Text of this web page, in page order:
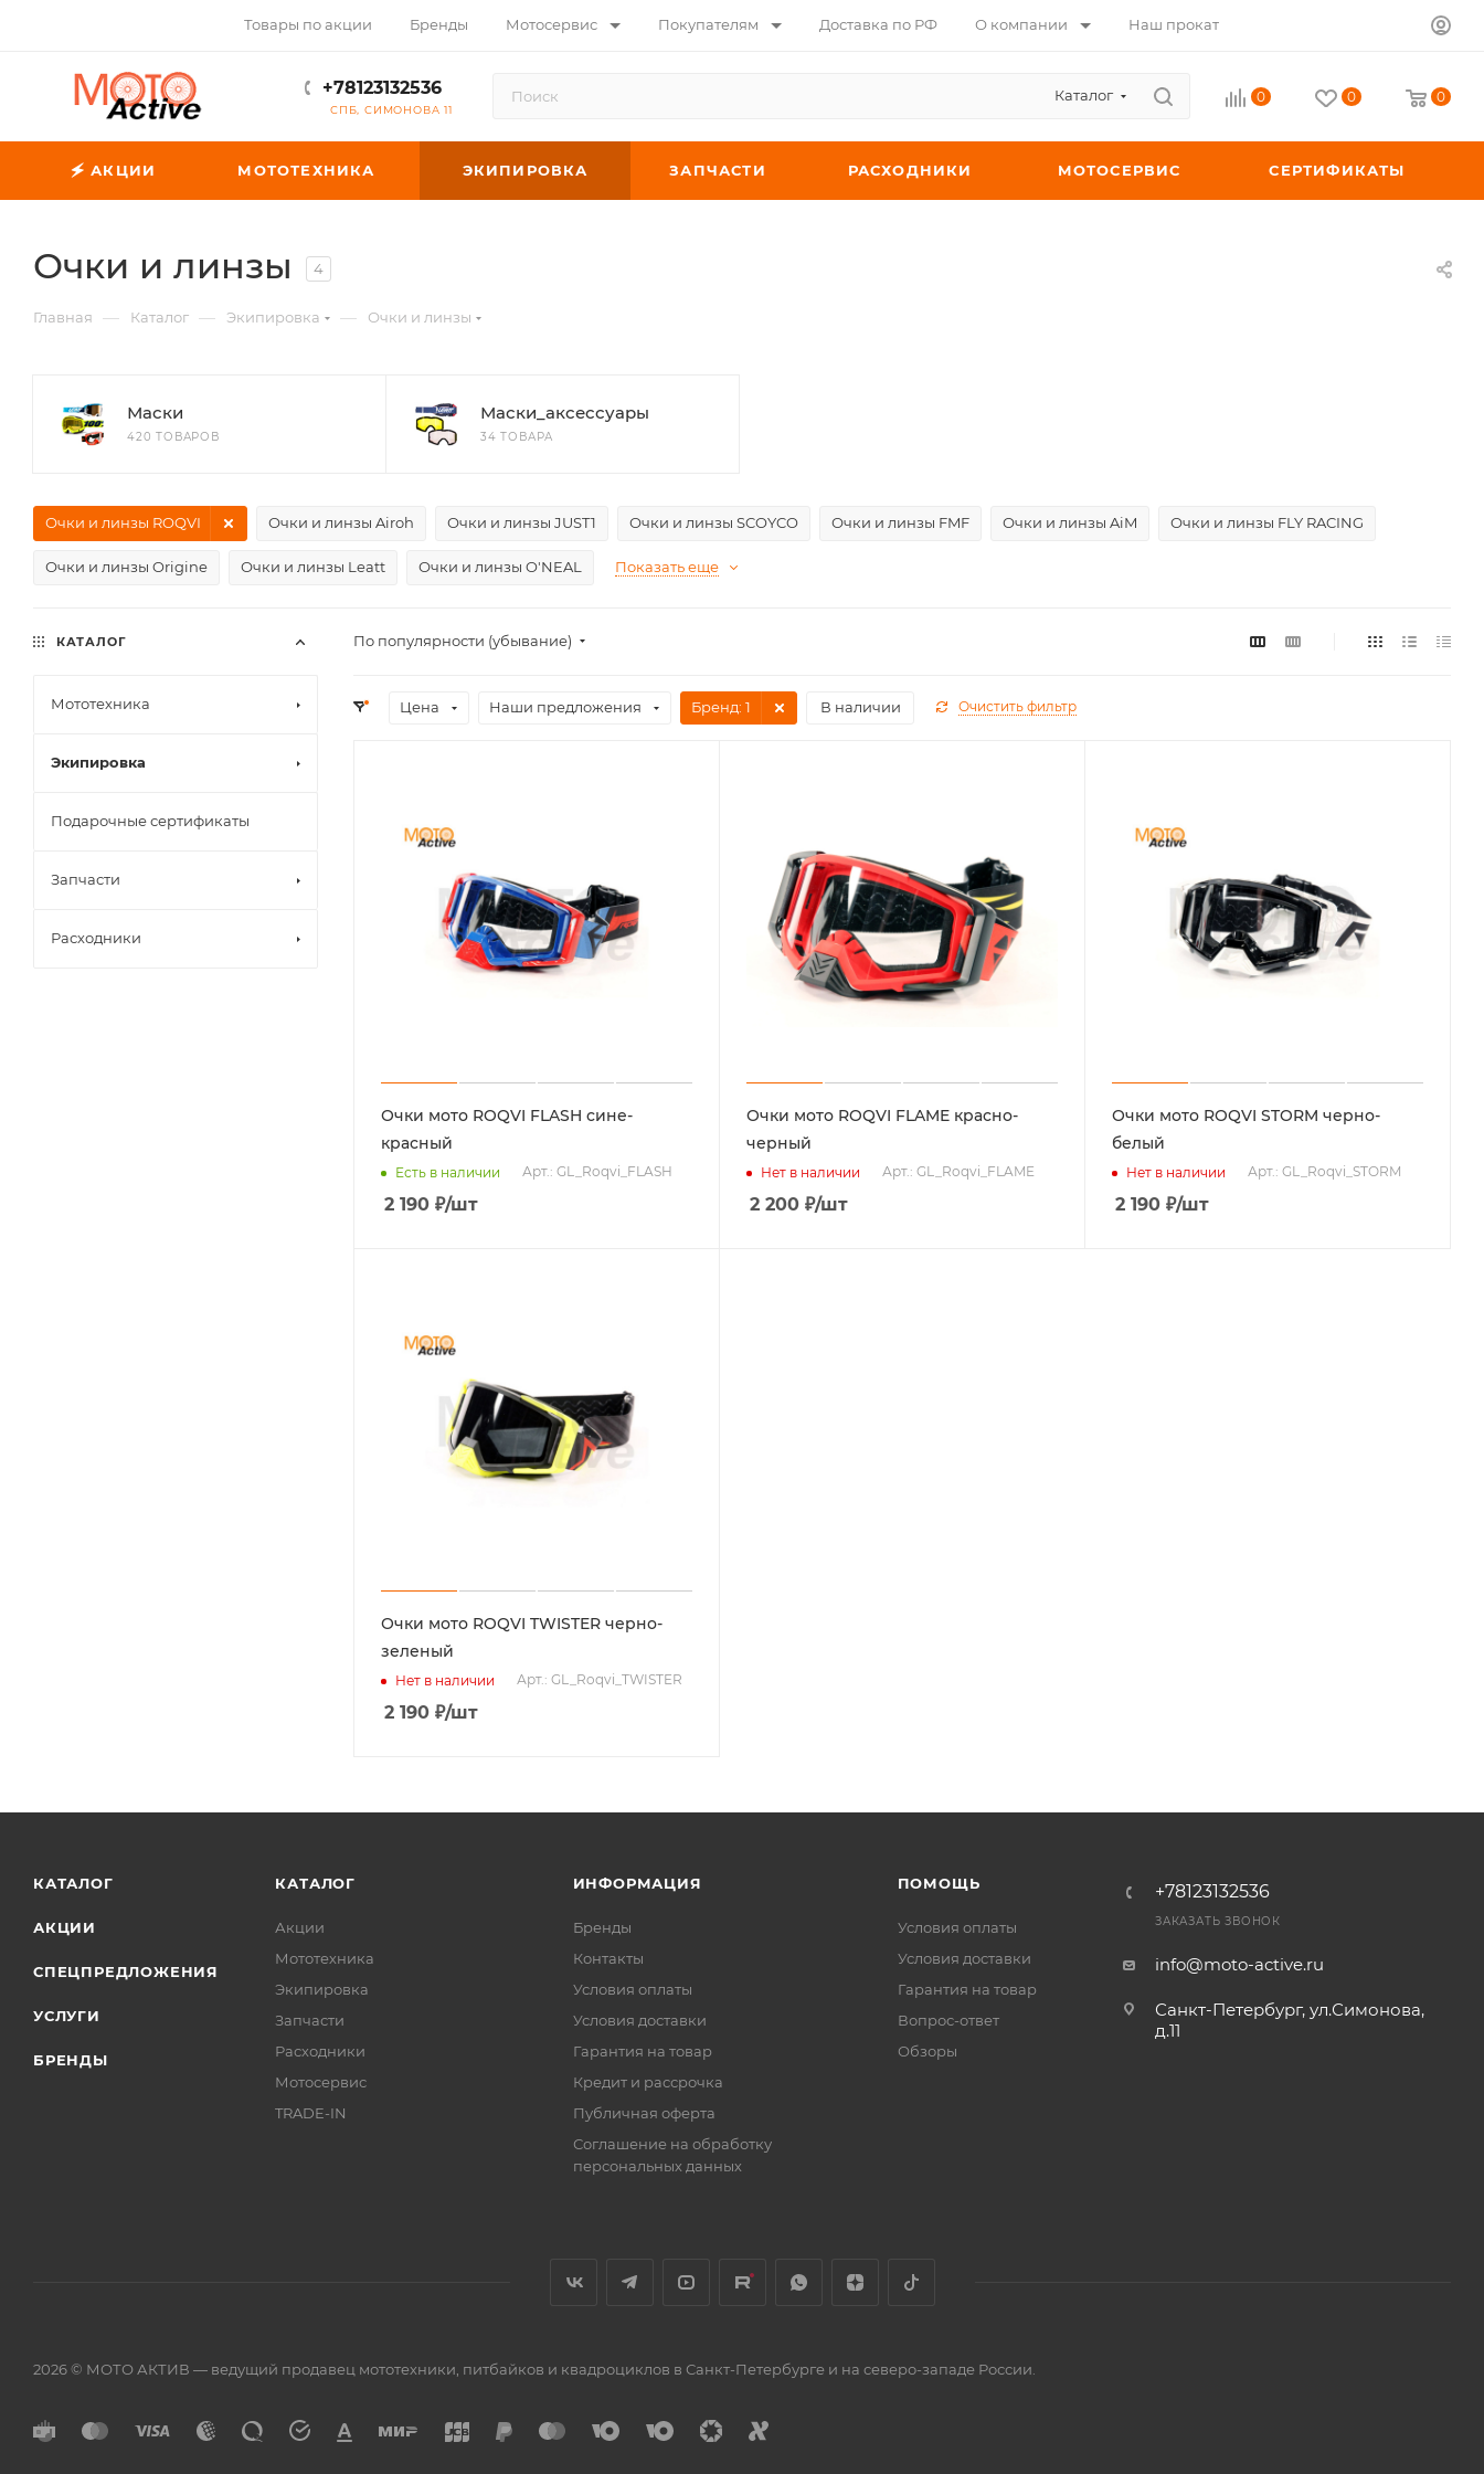
Товары по акции Бренды Мотосервис Покупателям Доставка по РФ О компании Наш прокат
+78123132536
СПБ, СИМОНОВА 11
Каталог 0 0 0
🗲 АКЦИИ МОТОТЕХНИКА ЭКИПИРОВКА ЗАПЧАСТИ РАСХОДНИКИ МОТОСЕРВИС СЕРТИФИКАТЫ
Очки и линзы 4
Главная — Каталог — Экипировка — Очки и линзы
Маски
420 ТОВАРОВ
Маски_аксессуары
34 ТОВАРА
Очки и линзы Airoh
Очки и линзы ROQVI Очки и линзы JUST1 Очки и линзы SCOYCO Очки и линзы FMF Очки и линзы AiM Очки и линзы FLY RACING
Очки и линзы Origine Очки и линзы Leatt Очки и линзы O'NEAL Показать еще
По популярности (убывание)
Цена Наши предложения Бренд: 1 В наличии Очистить фильтр
Очки мото ROQVI FLASH сине-
красный
Есть в наличии Арт.: GL_Roqvi_FLASH
2 190 ₽/шт
Очки мото ROQVI FLAME красно-
черный
Нет в наличии Арт.: GL_Roqvi_FLAME
2 200 ₽/шт
Очки мото ROQVI STORM черно-
белый
Нет в наличии Арт.: GL_Roqvi_STORM
2 190 ₽/шт
Очки мото ROQVI TWISTER черно-
зеленый
Нет в наличии Арт.: GL_Roqvi_TWISTER
2 190 ₽/шт
КАТАЛОГ
Мототехника
Экипировка
Подарочные сертификаты
Запчасти
Расходники
КАТАЛОГ
АКЦИИ
СПЕЦПРЕДЛОЖЕНИЯ
УСЛУГИ
БРЕНДЫ
КАТАЛОГ
Акции
Мототехника
Экипировка
Запчасти
Расходники
Мотосервис
TRADE-IN
ИНФОРМАЦИЯ
Бренды
Контакты
Условия оплаты
Условия доставки
Гарантия на товар
Кредит и рассрочка
Публичная оферта
Соглашение на обработку
персональных данных
ПОМОЩЬ
Условия оплаты
Условия доставки
Гарантия на товар
Вопрос-ответ
Обзоры
+78123132536
ЗАКАЗАТЬ ЗВОНОК
info@moto-active.ru
Санкт-Петербург, ул.Симонова,
д.11
2026 © МОТО АКТИВ — ведущий продавец мототехники, питбайков и квадроциклов в Санкт-Петербурге и на северо-западе России.